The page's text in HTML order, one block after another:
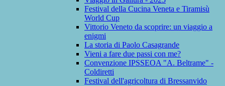
Festival della Cucina Veneta e Tiramisù
World Cup
Vittorio Veneto da scoprire: un viaggio a
enigmi
La storia di Paolo Casagrande
Vieni a fare due passi con me?
Convenzione IPSSEOA "A. Beltrame" -
Coldiretti
Festival dell'agricoltura di Bressanvido